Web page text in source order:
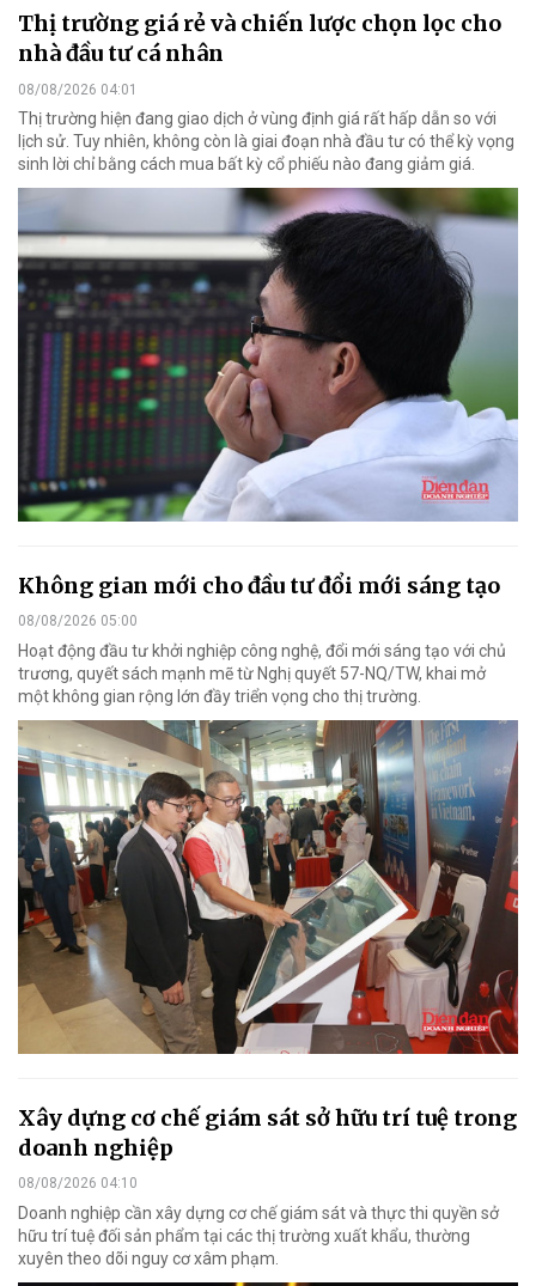
Thị trường giá rẻ và chiến lược chọn lọc cho
nhà đầu tư cá nhân
08/08/2026 04:01
Thị trường hiện đang giao dịch ở vùng định giá rất hấp dẫn so với
lịch sử. Tuy nhiên, không còn là giai đoạn nhà đầu tư có thể kỳ vọng
sinh lời chỉ bằng cách mua bất kỳ cổ phiếu nào đang giảm giá.
Không gian mới cho đầu tư đổi mới sáng tạo
08/08/2026 05:00
Hoạt động đầu tư khởi nghiệp công nghệ, đổi mới sáng tạo với chủ
trương, quyết sách mạnh mẽ từ Nghị quyết 57-NQ/TW, khai mở
một không gian rộng lớn đầy triển vọng cho thị trường.
Xây dựng cơ chế giám sát sở hữu trí tuệ trong
doanh nghiệp
08/08/2026 04:10
Doanh nghiệp cần xây dựng cơ chế giám sát và thực thi quyền sở
hữu trí tuệ đối sản phẩm tại các thị trường xuất khẩu, thường
xuyên theo dõi nguy cơ xâm phạm.